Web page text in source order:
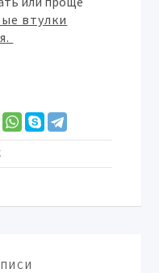
втулки